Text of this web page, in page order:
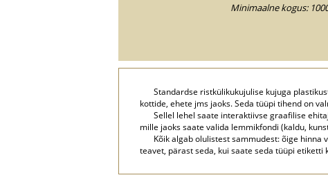
Minimaalne kogus:
Standardse ristkülikukujulise kujuga
kottide, ehete jms jaoks. Seda tüüpi tihend on
Sellel lehel saate interaktiivse graafilise
mille jaoks saate valida lemmikfondi (kaldu,
Kõik algab olulistest sammudest: õige
teavet, pärast seda, kui saate seda tüüpi etiketti